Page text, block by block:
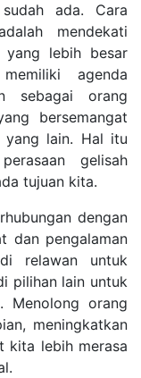
ada. Cara
mendekati
yang lebih besar
agenda
sebagai orang
bersemangat
lain. Hal itu
gelisah
tujuan kita.
dengan
dan pengalaman
relawan untuk
pilihan lain untuk
Menolong orang
meningkatkan
kita lebih merasa